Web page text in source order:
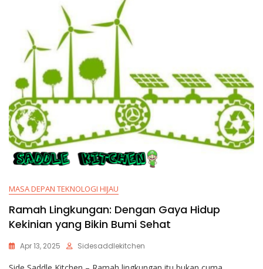
MASA DEPAN TEKNOLOGI HIJAU
Ramah Lingkungan: Dengan Gaya Hidup
Kekinian yang Bikin Bumi Sehat
Apr 13, 2025 Sidesaddlekitchen